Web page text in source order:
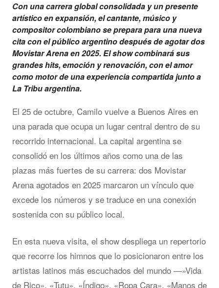
Con una carrera global consolidada y un presente
artístico en expansión, el cantante, músico y
compositor colombiano se prepara para una nueva
cita con el público argentino después de agotar dos
Movistar Arena en 2025. El show combinará sus
grandes hits, emoción y renovación, con el amor
como motor de una experiencia compartida junto a
La Tribu argentina.
El 25 de octubre, Camilo vuelve a Buenos Aires en
una parada que ocupa un lugar central dentro de su
recorrido internacional. La capital argentina se
consolidó en los últimos años como una de las
plazas más fuertes de su carrera: dos Movistar
Arena agotados en 2025 marcaron un vínculo que
excede los números y se traduce en una conexión
sostenida con su público local.
En esta nueva visita, el show despliega un repertorio
que recorre los himnos que lo posicionaron entre los
artistas latinos más escuchados del mundo —»Vida
de Rico», «Tutu», «Índigo», «Ropa Cara», «Manos de